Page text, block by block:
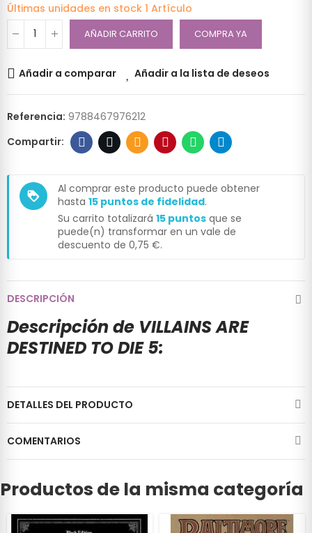
Últimas unidades en stock 1 Artículo
AÑADIR CARRITO COMPRA YA
Añadir a comparar Añadir a la lista de deseos
Referencia: 9788467976212
loyalty
Al comprar este producto puede obtener
hasta 15 puntos de fidelidad.
Su carrito totalizará 15 puntos que se
puede(n) transformar en un vale de
descuento de 0,75 €.
DESCRIPCIÓN
Descripción de VILLAINS ARE
DESTINED TO DIE 5:
DETALLES DEL PRODUCTO
COMENTARIOS
Productos de la misma categoría